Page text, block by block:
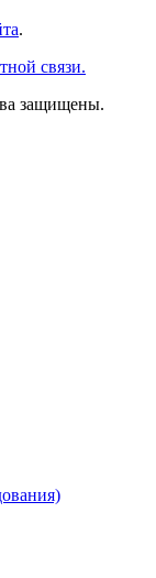
.
связи.
защищены.